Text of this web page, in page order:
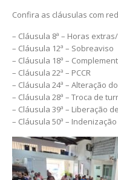
Confira as cláusulas com
– Cláusula 8ª – Horas
– Cláusula 12ª – Sobreaviso
– Cláusula 18ª –
– Cláusula 22ª – PCCR
– Cláusula 24ª – Alteração
– Cláusula 28ª – Troca de
– Cláusula 39ª – Liberação
– Cláusula 50ª –